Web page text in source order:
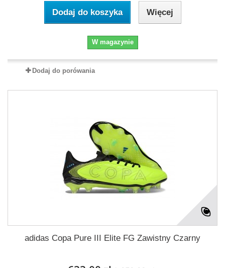
Dodaj do koszyka Więcej
W magazynie
Dodaj do porówania
adidas Copa Pure III Elite FG Zawistny Czarny